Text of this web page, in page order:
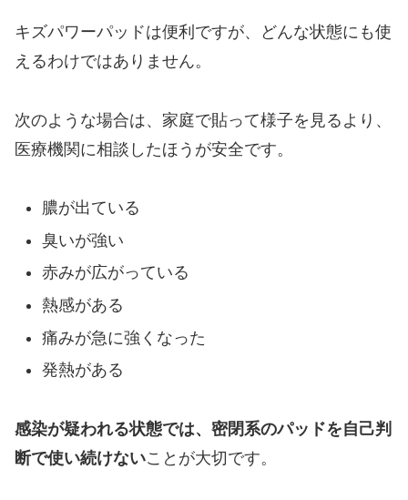
キズパワーパッドは便利ですが、どんな状態にも使
えるわけではありません。
次のような場合は、家庭で貼って様子を見るより、
医療機関に相談したほうが安全です。
膿が出ている
臭いが強い
赤みが広がっている
熱感がある
痛みが急に強くなった
発熱がある
感染が疑われる状態では、密閉系のパッドを自己判
断で使い続けないことが大切です。